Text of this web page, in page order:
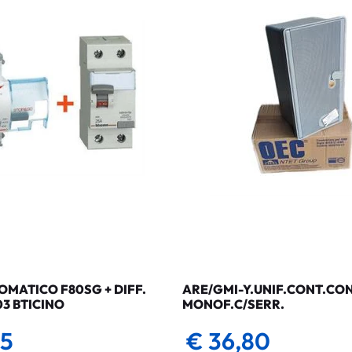
F80SG + DIFF.
BTICINO
ARE/GMI-
MONOF.C/SERR.
€ 36,80